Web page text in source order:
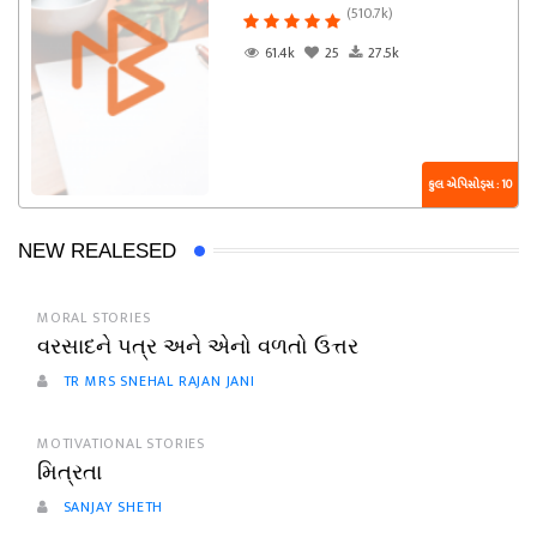
(510.7k)
61.4k
25 27.5k
કુલ એપિસોડ્સ : 10
NEW REALESED
MORAL STORIES
વરસાદને પત્ર અને એનો વળતો ઉત્તર
TR MRS SNEHAL RAJAN JANI
MOTIVATIONAL STORIES
મિત્રતા
SANJAY SHETH